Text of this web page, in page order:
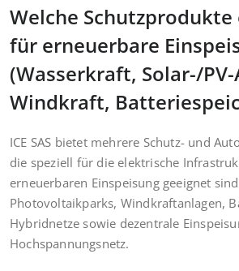
Welche Schutzprodukte
für erneuerbare
(Wasserkraft, Solar-/
Windkraft,
ICE SAS bietet mehrere Schutz- und
die speziell für die elektrische
erneuerbaren Einspeisung geeignet
Photovoltaikparks, Windkraftanlagen,
Hybridnetze sowie dezentrale
Hochspannungsnetz.